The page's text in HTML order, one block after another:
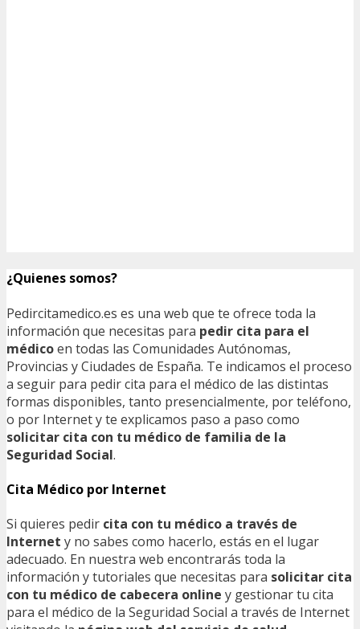
¿Quienes somos?
Pedircitamedico.es es una web que te ofrece toda la
información que necesitas para pedir cita para el
médicoen todas las Comunidades Autónomas,
Provincias y Ciudades de España. Te indicamos el proceso
a seguir para pedir cita para el médico de las distintas
formas disponibles, tanto presencialmente, por teléfono,
o por Internet y te explicamos paso a paso como
solicitar cita con tu médico de familia de la
Seguridad Social.
Cita Médico por Internet
Si quieres pedir cita con tu médico a través de
Internet y no sabes como hacerlo, estás en el lugar
adecuado. En nuestra web encontrarás toda la
información y tutoriales que necesitas para solicitar cita
con tu médico de cabecera online y gestionar tu cita
para el médico de la Seguridad Social a través de Internet